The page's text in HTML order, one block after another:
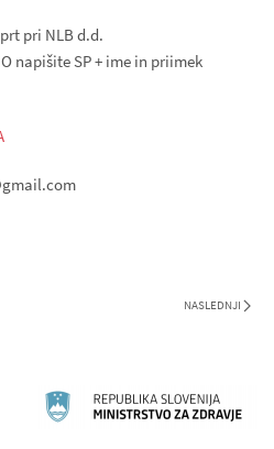
pri NLB d.d.
napišite SP + ime in priimek
NASLEDNJI